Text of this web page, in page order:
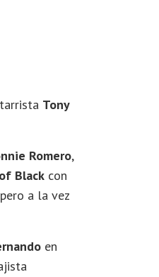
Tony
Romero,
Black con
a la vez
en